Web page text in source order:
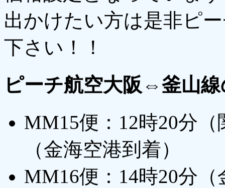
出かけたい方は是非ピ
下さい！！
ピーチ航空大阪⇔釜山
MM15便：12時20分
（金海空港到着）
MM16便：14時20分